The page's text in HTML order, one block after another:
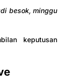
besok, minggu
keputusan